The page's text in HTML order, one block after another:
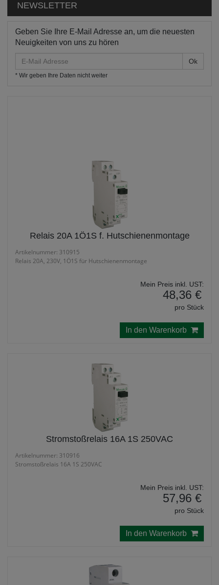
NEWSLETTER
Geben Sie Ihre E-Mail Adresse an, um die neuesten
Neuigkeiten von uns zu hören
Mail
Adresse
* Wir geben Ihre Daten nicht weiter
Relais 20A 1Ö1S f. Hutschienenmontage
Artikelnummer: 310915
Relais 20A, 230V, 1Ö1S für Hutschienenmontage
Mein Preis inkl. UST:
48,36 €
pro Stück
In den Warenkorb
Stromstoßrelais 16A 1S 250VAC
Artikelnummer: 310916
Stromstoßrelais 16A 1S 250VAC
Mein Preis inkl. UST:
57,96 €
pro Stück
In den Warenkorb